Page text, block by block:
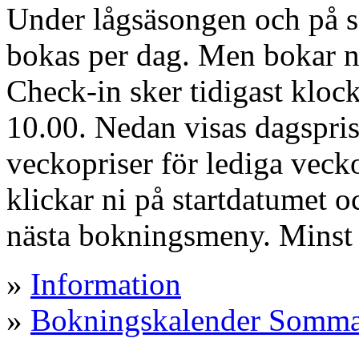
Under lågsäsongen och på
bokas per dag. Men bokar
Check-in sker tidigast
10.00. Nedan visas
veckopriser för lediga
klickar ni på startdatumet
nästa bokningsmeny.
» Information
» Bokningskalender